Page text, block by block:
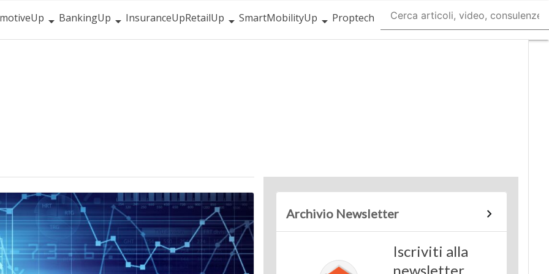
BankingUp InsuranceUpRetailUp SmartMobilityUp
Proptech
Archivio Newsletter
Iscriviti alla
newsletter